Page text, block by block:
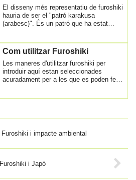
El disseny més representatiu de furoshiki
hauria de ser el "patró karakusa
(arabesc)". És un patró que ha estat
Com utilitzar Furoshiki
Les maneres d'utilitzar furoshiki per
introduir aquí estan seleccionades
acuradament per a les que es poden fer
Furoshiki i impacte ambiental
Furoshiki i Japó